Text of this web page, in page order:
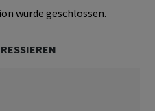
wurde geschlossen.